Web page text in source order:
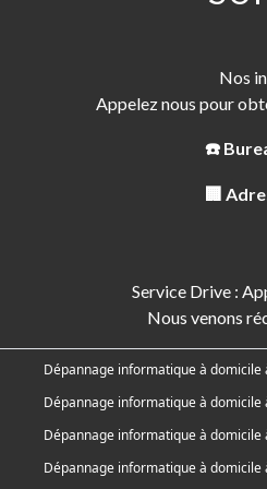
Nos
Appelez nous pour
☎️
🏢
Service Drive :
Nous venons
Dépannage informatique à domicile
Dépannage informatique à domicile
Dépannage informatique à domicile
Dépannage informatique à domicile